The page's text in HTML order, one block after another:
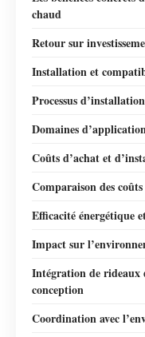
chaud
Retour sur
Installation et
Processus d’installation
Domaines
Coûts d’achat et
Comparaison des coûts
Efficacité énergétique
Impact sur
Intégration de rideaux
conception
Coordination avec